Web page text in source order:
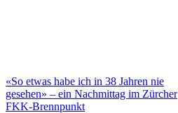
«So etwas habe ich in 38 Jahren nie
gesehen» – ein Nachmittag im Zürcher
FKK-Brennpunkt